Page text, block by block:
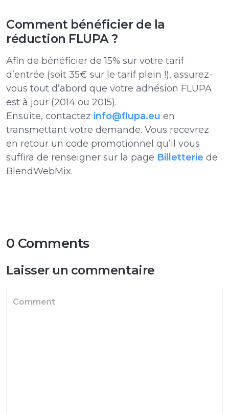
Comment bénéficier de la
réduction FLUPA ?
Afin de bénéficier de 15% sur votre tarif
d’entrée (soit 35€ sur le tarif plein !), assurez-
vous tout d’abord que votre adhésion FLUPA
est à jour (2014 ou 2015).
Ensuite, contactez info@flupa.eu en
transmettant votre demande. Vous recevrez
en retour un code promotionnel qu’il vous
suffira de renseigner sur la page Billetterie de
BlendWebMix.
0 Comments
Laisser un commentaire